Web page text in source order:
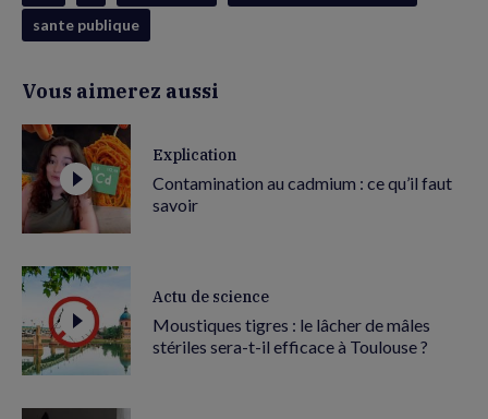
sante publique
Vous aimerez aussi
Explication
Contamination au cadmium : ce qu’il faut
savoir
Actu de science
Moustiques tigres : le lâcher de mâles
stériles sera-t-il efficace à Toulouse ?